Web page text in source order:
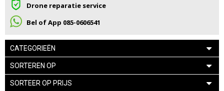
Drone reparatie service
Bel of App 085-0606541
CATEGORIEËN
SORTEREN OP
SORTEER OP PRIJS